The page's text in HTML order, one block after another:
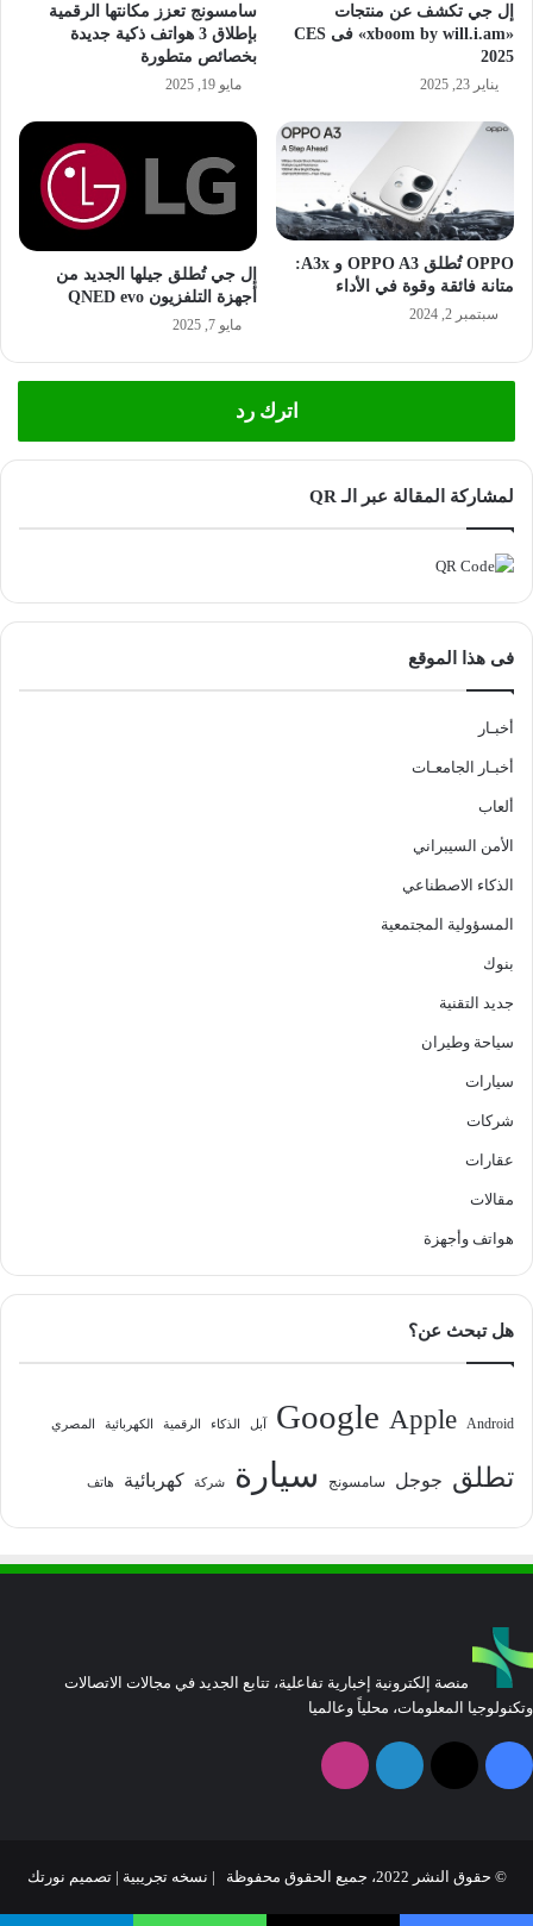
إل جي تكشف عن منتجات
«xboom by will.i.am» فى CES
2025
يناير 23, 2025
سامسونج تعزز مكانتها الرقمية
بإطلاق 3 هواتف ذكية جديدة
بخصائص متطورة
مايو 19, 2025
OPPO تُطلق OPPO A3 و A3x:
متانة فائقة وقوة في الأداء
سبتمبر 2, 2024
إل جي تُطلق جيلها الجديد من
أجهزة التلفزيون QNED evo
مايو 7, 2025
اترك رد
لمشاركة المقالة عبر الـ QR
فى هذا الموقع
أخبـار
أخبـار الجامعـات
ألعاب
الأمن السيبراني
الذكاء الاصطناعي
المسؤولية المجتمعية
بنوك
جديد التقنية
سياحة وطيران
سيارات
شركات
عقارات
مقالات
هواتف وأجهزة
هل تبحث عن؟
Android
Apple
Google آبل الذكاء الرقمية الكهربائية المصري
تطلق جوجل سامسونج سيارة شركة كهربائية هاتف
منصة إلكترونية إخبارية تفاعلية، تتابع الجديد في مجالات الاتصالات
وتكنولوجيا المعلومات، محلياً وعالميا
فيسبوك
‫X لينكدإن انستقرام
© حقوق النشر 2022، جميع الحقوق محفوظة | نسخه تجريبية | تصميم نورتك